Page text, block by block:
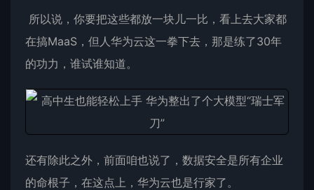
所以说，你要把这些都放一块儿一比，看上去大家都
在搞MaaS，但人华为云这一拳下去，那是练了30年
的功力，谁试谁知道。
还有除此之外，前面咱也说了，数据安全是所有企业
的命根子，在这点上，华为云也是行家了。